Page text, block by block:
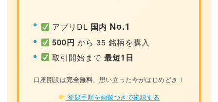
アプリDL 国内 No.1
500円 から 35 銘柄を購入
取引開始まで最短1日
口座開設は完全無料。思い立った今がはじめどき！
登録手順を画像つきで確認する